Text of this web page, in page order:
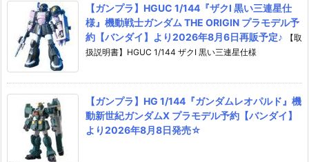
【ガンプラ】HGUC 1/144『ザクI 黒い三連星仕
様』機動戦士ガンダム THE ORIGIN プラモデル予
約【バンダイ】より2026年8月6日再販予定♪
【取
扱説明書】HGUC 1/144 ザクI 黒い三連星仕様
【ガンプラ】HG 1/144『ガンダムレオパルド』機
動新世紀ガンダムX プラモデル予約【バンダイ】
より2026年8月8日発売☆